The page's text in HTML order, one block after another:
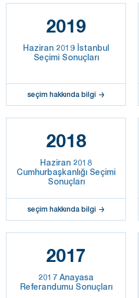
2019
Haziran 2019 İstanbul
Seçimi Sonuçları
seçim hakkında bilgi
2018
Haziran 2018
Cumhurbaşkanlığı Seçimi
Sonuçları
seçim hakkında bilgi
2017
2017 Anayasa
Referandumu Sonuçları